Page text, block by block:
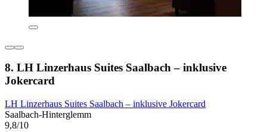
8. LH Linzerhaus Suites Saalbach – inklusive
Jokercard
LH Linzerhaus Suites Saalbach – inklusive Jokercard
Saalbach-Hinterglemm
9,8/10